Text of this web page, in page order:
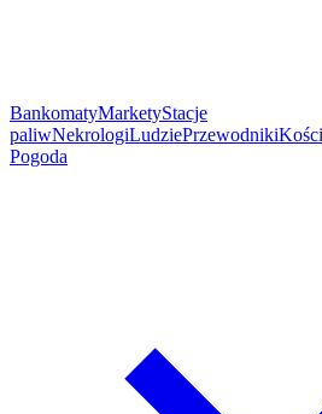
BankomatyMarketyStacje
paliwNekrologiLudziePrzewodniki
Pogoda